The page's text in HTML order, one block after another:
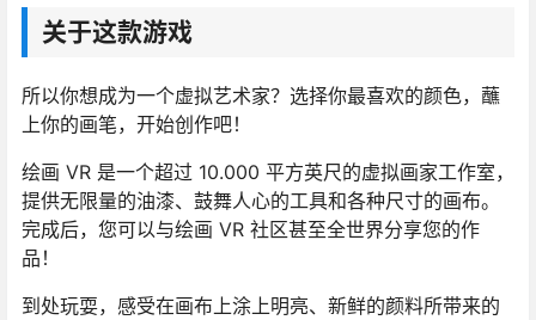
关于这款游戏
所以你想成为一个虚拟艺术家？选择你最喜欢的颜色，蘸
上你的画笔，开始创作吧！
绘画 VR 是一个超过 10.000 平方英尺的虚拟画家工作室，
提供无限量的油漆、鼓舞人心的工具和各种尺寸的画布。
完成后，您可以与绘画 VR 社区甚至全世界分享您的作
品！
到处玩耍，感受在画布上涂上明亮、新鲜的颜料所带来的